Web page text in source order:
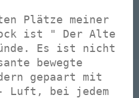
Plätze meiner
ist " Der Alte
Es ist nicht
bewegte
gepaart mit
Luft, bei jedem